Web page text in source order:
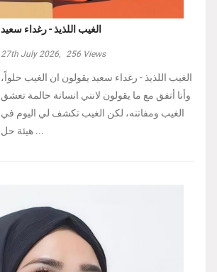
الغيب اللذيذ - رغداء سعيد
27th July 2026, 256 Views
الغيب اللذيذ - رغداء سعيد يقولون ان الغيب حلواً،
وأنا أتفق مع ما يقولون لانني انسانة حالمة تعشق
الغيب ومفاتنه، لكن الغيب تكشف لي اليوم في
هيئة حل ...